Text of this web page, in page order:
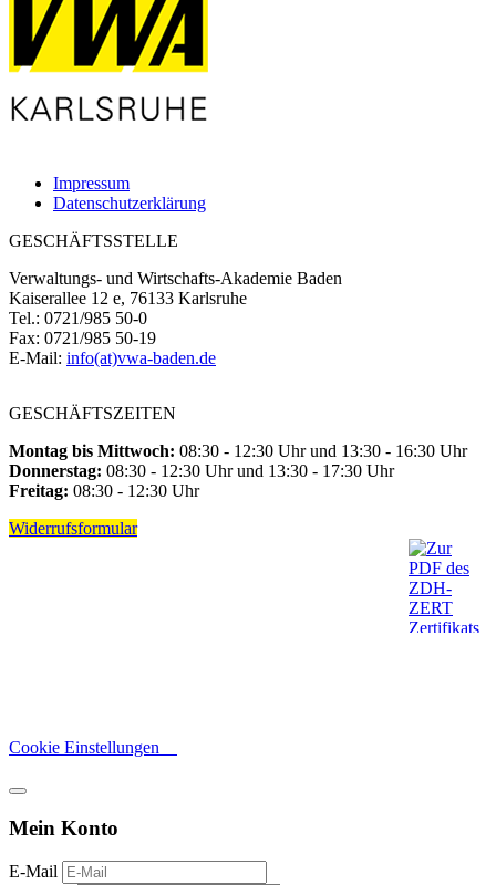
Impressum
Datenschutzerklärung
GESCHÄFTSSTELLE
Verwaltungs- und Wirtschafts-Akademie Baden
Kaiserallee 12 e, 76133 Karlsruhe
Tel.: 0721/985 50-0
Fax: 0721/985 50-19
E-Mail: info(at)vwa-baden.de
GESCHÄFTSZEITEN
Montag bis Mittwoch: 08:30 - 12:30 Uhr und 13:30 - 16:30 Uhr
Donnerstag: 08:30 - 12:30 Uhr und 13:30 - 17:30 Uhr
Freitag: 08:30 - 12:30 Uhr
Widerrufsformular
Cookie Einstellungen
Mein Konto
E-Mail